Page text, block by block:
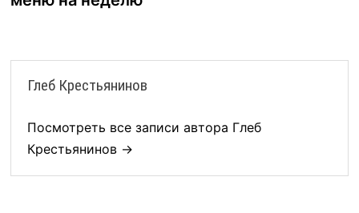
Глеб Крестьянинов
Посмотреть все записи автора Глеб
Крестьянинов →